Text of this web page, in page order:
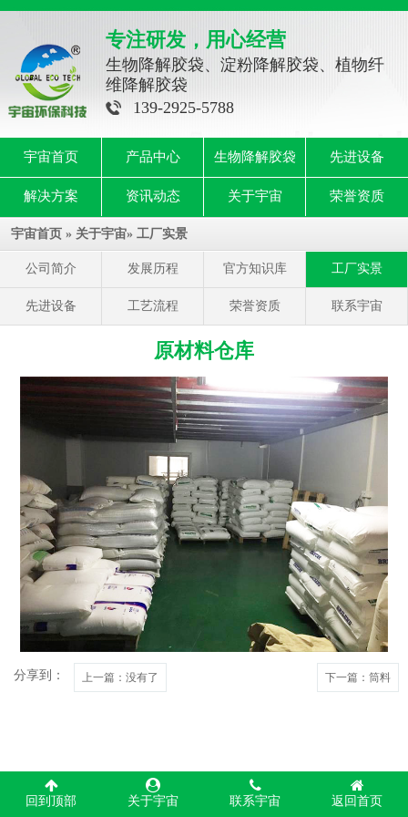
专注研发，用心经营
生物降解胶袋、淀粉降解胶袋、植物纤
维降解胶袋
139-2925-5788
宇宙首页 产品中心 生物降解胶袋 先进设备
解决方案 资讯动态 关于宇宙 荣誉资质
宇宙首页 » 关于宇宙» 工厂实景
公司简介 发展历程 官方知识库 工厂实景
先进设备 工艺流程 荣誉资质 联系宇宙
原材料仓库
分享到： 上一篇 ：没有了 下一篇 ：筒料
回到顶部 关于宇宙 联系宇宙 返回首页